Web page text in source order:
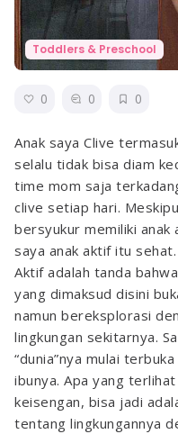
Toddlers & Preschool
0 0 0
Anak saya Clive
selalu tidak bisa diam
time mom saja
clive setiap hari.
bersyukur memiliki anak
saya anak aktif itu sehat.
Aktif adalah tanda
yang dimaksud disini
namun bereksplorasi
lingkungan sekitarnya.
“dunia”nya mulai
ibunya. Apa yang
keisengan, bisa jadi
tentang lingkungannya